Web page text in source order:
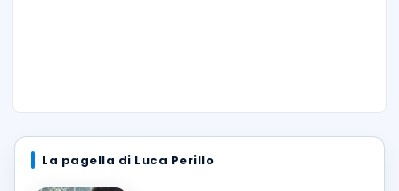
La pagella di Luca Perillo